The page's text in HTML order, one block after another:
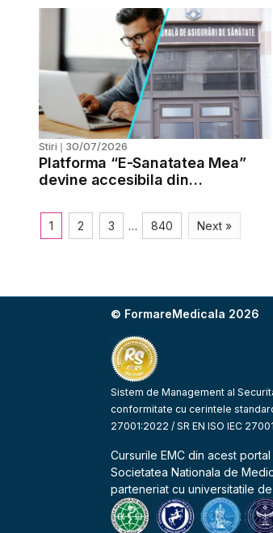
Stiri ❘ 30/07/2026
Platforma “E-Sanatatea Mea”
devine accesibila din
1 2 3 … 840 Next »
© FormareMedicala 2026
Sistem de Management al
conformitate cu cerintele
27001:2022 / SR EN ISO IEC
Cursurile EMC din acest
Societatea Nationala de
parteneriat cu universitatile